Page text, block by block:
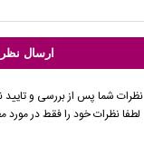
نظرات شما پس از بررسی و
لطفا نظرات خود را فقط در مورد